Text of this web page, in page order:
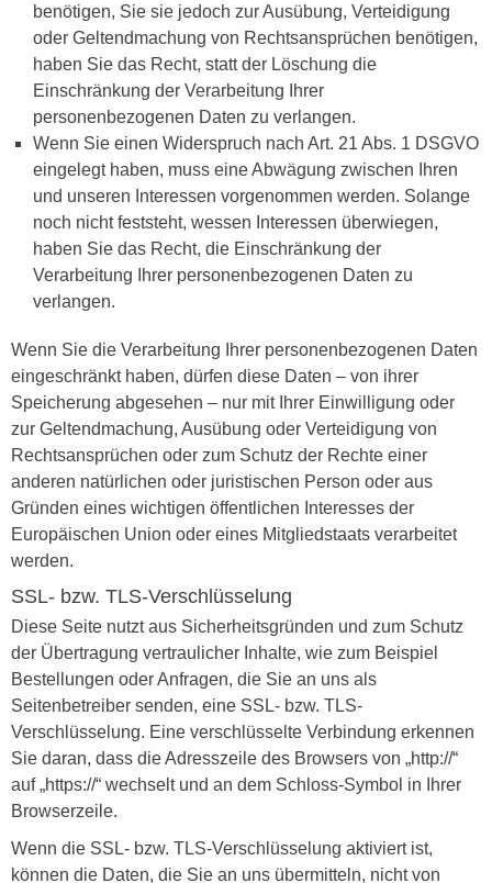
benötigen, Sie sie jedoch zur Ausübung, Verteidigung
oder Geltendmachung von Rechtsansprüchen benötigen,
haben Sie das Recht, statt der Löschung die
Einschränkung der Verarbeitung Ihrer
personenbezogenen Daten zu verlangen.
Wenn Sie einen Widerspruch nach Art. 21 Abs. 1 DSGVO
eingelegt haben, muss eine Abwägung zwischen Ihren
und unseren Interessen vorgenommen werden. Solange
noch nicht feststeht, wessen Interessen überwiegen,
haben Sie das Recht, die Einschränkung der
Verarbeitung Ihrer personenbezogenen Daten zu
verlangen.
Wenn Sie die Verarbeitung Ihrer personenbezogenen Daten
eingeschränkt haben, dürfen diese Daten – von ihrer
Speicherung abgesehen – nur mit Ihrer Einwilligung oder
zur Geltendmachung, Ausübung oder Verteidigung von
Rechtsansprüchen oder zum Schutz der Rechte einer
anderen natürlichen oder juristischen Person oder aus
Gründen eines wichtigen öffentlichen Interesses der
Europäischen Union oder eines Mitgliedstaats verarbeitet
werden.
SSL- bzw. TLS-Verschlüsselung
Diese Seite nutzt aus Sicherheitsgründen und zum Schutz
der Übertragung vertraulicher Inhalte, wie zum Beispiel
Bestellungen oder Anfragen, die Sie an uns als
Seitenbetreiber senden, eine SSL- bzw. TLS-
Verschlüsselung. Eine verschlüsselte Verbindung erkennen
Sie daran, dass die Adresszeile des Browsers von „http://“
auf „https://“ wechselt und an dem Schloss-Symbol in Ihrer
Browserzeile.
Wenn die SSL- bzw. TLS-Verschlüsselung aktiviert ist,
können die Daten, die Sie an uns übermitteln, nicht von